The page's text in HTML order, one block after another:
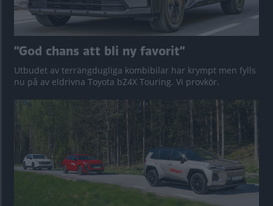
”God chans att bli ny favorit”
Utbudet av terrängdugliga kombibilar har krympt men fylls
nu på av eldrivna Toyota bZ4X Touring. Vi provkör.